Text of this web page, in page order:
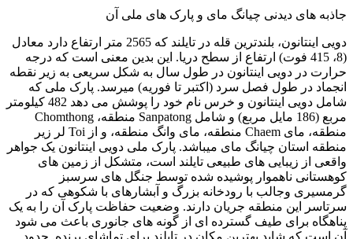
جاذبه های دیدنی چیانگ مای و پارک های ملی آن
دویی اینتانون، بلندترین قله در تایلند که 2565 متر ارتفاع دارد معادل
(8، 415 فوت) ارتفاع از سطح دریا. این بدین معنی است که درجه
حرارت در دویی اینتانون در طول سال به شکل سریعی به زیر نقطه
انجماد در طول فصل سرد (اکتبر تا فوریه) میرسد. پارک ملی که
شامل دویی اینتانون و خرس نام خود را پوشش می دهد 482 کیلومتر
مربع (186 مایل مربع) و شامل Sanpatong منطقه، Chomthong
منطقه، مای Chaem منطقه، مای وانگ منطقه، و از Toi لر زیر
منطقه استان چیانگ مای میباشد. پارک ملی دویی اینتانون یک جواهر
واقعی از زیبایی های طبیعی تایلند است، متشکل از زمین های
کوهستانی ناهموار پوشیده شده توسط جنگل های سرسبز
گرمسیری وجالب با رودخانه بزرگ و آبشارهای با شکوهی که در
سرتاسر این منطقه جریان دارند. وضعیت حفاظت پارک آن را به یک
پناهگاه برای طیف گسترده ای از گونه های جانوری باعث می شود
آن است که شاید بهترین مکان در تایلند برای تماشای پرنده. حدود